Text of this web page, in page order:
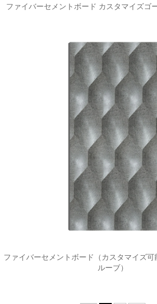
ファイバーセメントボード カスタマイズゴ
ファイバーセメントボード（カスタマイズ
ルーブ）